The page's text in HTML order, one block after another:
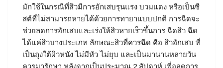
มักใช้ในกรณีที่สิวมีการอักเสบรุนแรง บวมแดง หรือเป็นซี
สต์ที่ไม่สามารถหายได้ด้วยการทายาแบบปกติ การฉีดจะ
ช่วยลดการอักเสบและเร่งให้สิวหายเร็วขึ้นการ ฉีดสิว ฉีด
ได้แค่สิวบางประเภท ลักษณะสิวที่ควรฉีด คือ สิวอักเสบ ที่
เป็นถุงใต้ผิวหนัง ไม่มีหัว ไม่ยุบ และเป็นมานานหลายวัน
ควรมารักษา หลังจากเป็นประมาณ 2 สัปดาห์ เพื่อลดการ